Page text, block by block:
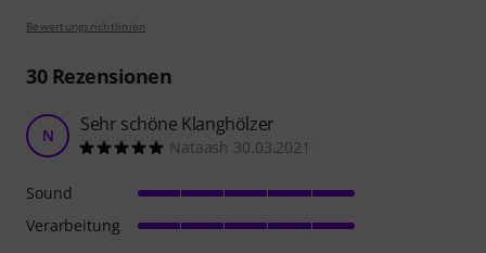
Bewertungsrichtlinien
30Rezensionen
N Sehr schöne Klanghölzer
Nataash 30.03.2021
Sound
Verarbeitung